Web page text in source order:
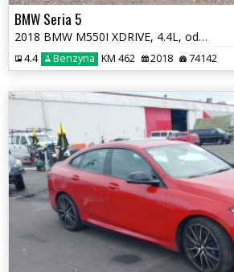
BMW Seria 5
2018 BMW M550I XDRIVE, 4.4L, od ubezpieczalni
4.4 Benzyna KM 462 2018 74142